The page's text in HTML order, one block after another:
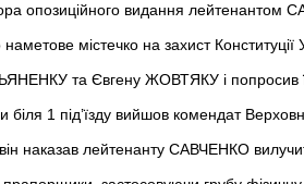
опозиційного видання
містечко на захист Конституції
та Євгену ЖОВТЯКУ і попросив
1 під’їзду вийшов комендат
наказав лейтенанту САВЧЕНКО